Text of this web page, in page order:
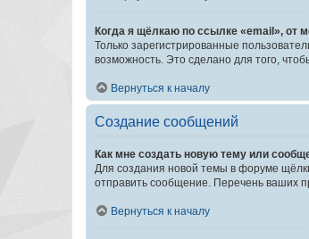
Когда я щёлкаю по ссылке «email», от
Только зарегистрированные
возможность. Это сделано для того,
Вернуться к началу
Создание сообщений
Как мне создать новую тему или
Для создания новой темы в форуме
отправить сообщение. Перечень ваших
Вернуться к началу